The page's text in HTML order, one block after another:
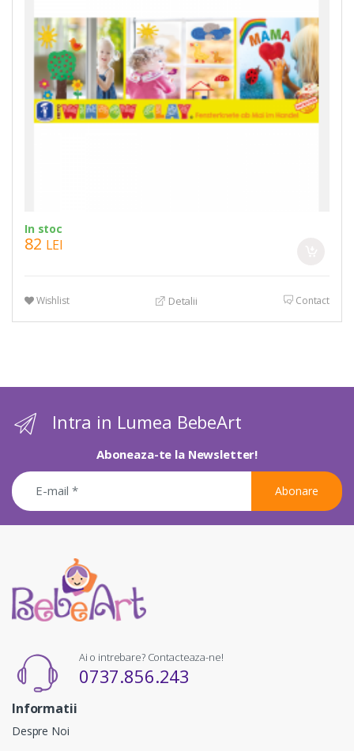
In stoc
82 LEI
Wishlist Detalii Contact
Intra in Lumea BebeArt
Aboneaza-te la Newsletter!
Abonare
Ai o intrebare? Contacteaza-ne!
0737.856.243
Informatii
Despre Noi